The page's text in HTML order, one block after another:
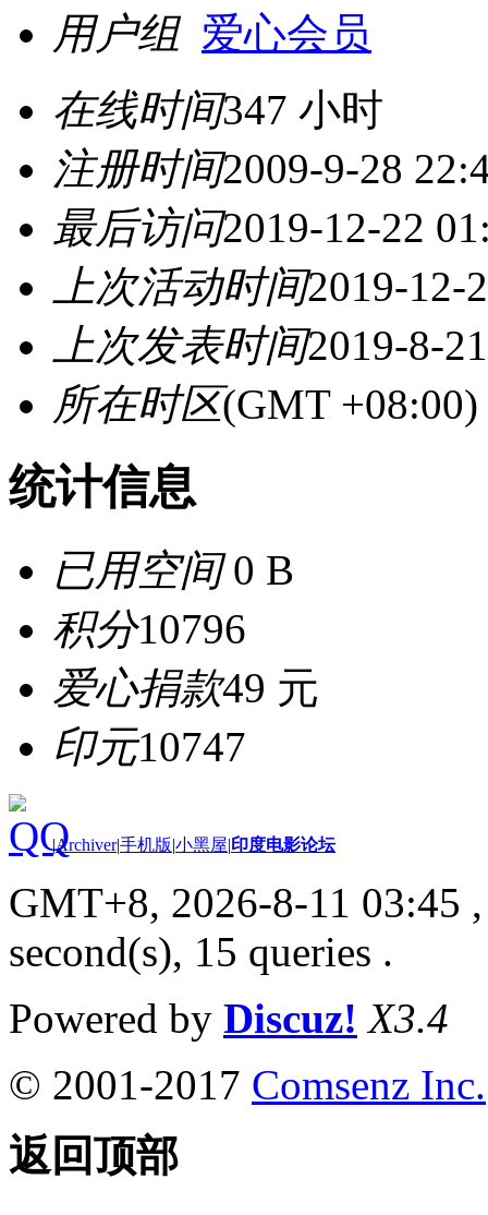
用户组 爱心会员
在线时间347 小时
注册时间2009-9-28
最后访问2019-12-22
上次活动时间2019-12-
上次发表时间2019-8-
所在时区(GMT
统计信息
已用空间0 B
积分10796
爱心捐款49 元
印元10747
|Archiver|手机版|小黑屋|印度电影论坛
GMT+8, 2026-8-11 03:45
second(s), 15 queries .
Powered by Discuz! X3.4
© 2001-2017 Comsenz Inc.
返回顶部